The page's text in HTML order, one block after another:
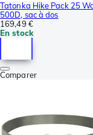
Tatonka Hike Pack 25
500D, sac à dos
169,49 €
En stock
Comparer